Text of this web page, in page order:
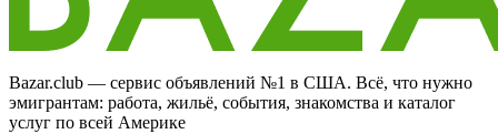
Bazar.club — сервис объявлений №1 в США. Всё, что нужно
эмигрантам: работа, жильё, события, знакомства и каталог
услуг по всей Америке